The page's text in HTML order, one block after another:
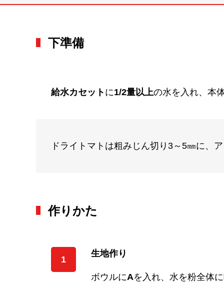
下準備
給水カセット に1/2量以上の水を入れ、本
ドライトマトは粗みじん切り3～5㎜に、
作りかた
1
生地作り
ボウルにAを入れ、水を粉全体